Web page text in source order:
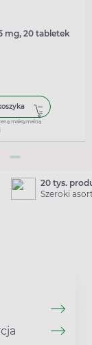
mg, 20 tabletek
maksymalną
20 tys.
Szeroki